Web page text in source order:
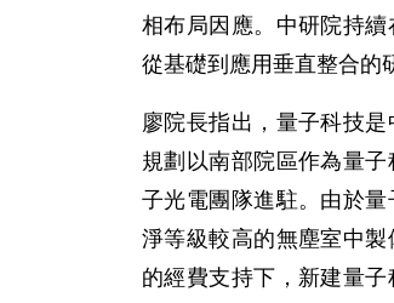
相布局因應。中研院持
從基礎到應用垂直整合的
廖院長指出，量子科技
規劃以南部院區作為量
子光電團隊進駐。由於
淨等級較高的無塵室中製
的經費支持下，新建量